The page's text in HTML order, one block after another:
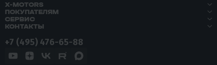
X-MOTORS
ПОКУПАТЕЛЯМ
СЕРВИС
КОНТАКТЫ
+7 (495) 476-65-88